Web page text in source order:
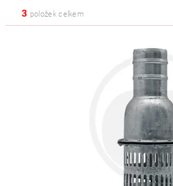
3 položek celkem